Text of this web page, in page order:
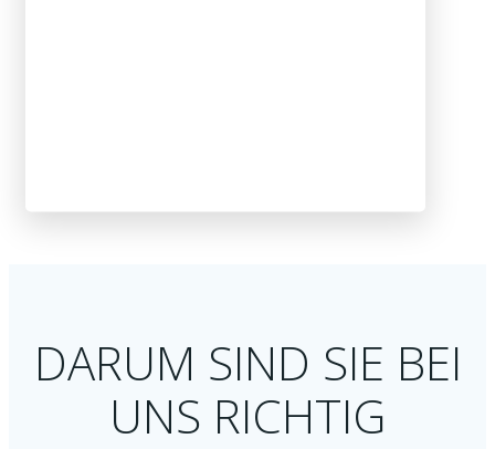
DARUM SIND SIE BEI
UNS RICHTIG